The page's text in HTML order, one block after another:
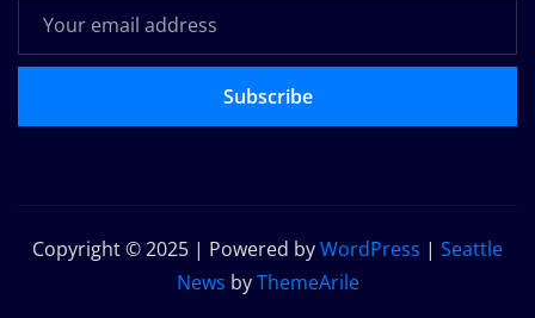
Subscribe
Copyright © 2025 | Powered byWordPress | Seattle
News byThemeArile